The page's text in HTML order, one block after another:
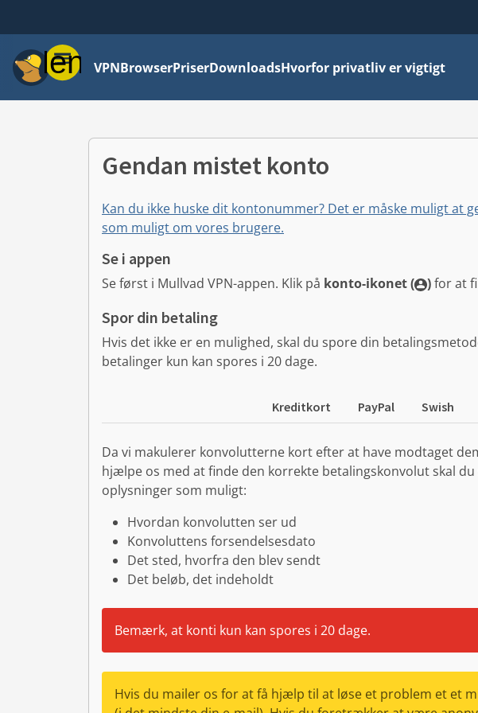
MenuVPNBrowserPriserDownloadsHvorfor privatliv er vigtigt
Gendan mistet konto
Kan du ikke huske dit kontonummer? Det er måske muligt at
som muligt om vores brugere.
Se i appen
Se først i Mullvad VPN-appen. Klik på konto-ikonet ( )for at
Spor din betaling
Hvis det ikke er en mulighed, skal du spore din
betalinger kun kan spores i 20 dage.
Kreditkort PayPal Swish
Da vi makulerer konvolutterne kort efter at have modtaget
hjælpe os med at finde den korrekte betalingskonvolut skal du
oplysninger som muligt:
Hvordan konvolutten ser ud
Konvoluttens forsendelsesdato
Det sted, hvorfra den blev sendt
Det beløb, det indeholdt
Bemærk, at konti kun kan spores i 20 dage.
Hvis du mailer os for at få hjælp til at løse et problem et et